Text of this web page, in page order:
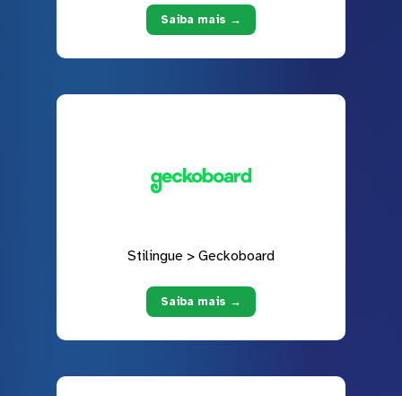
Saiba mais →
Stilingue > Geckoboard
Saiba mais →